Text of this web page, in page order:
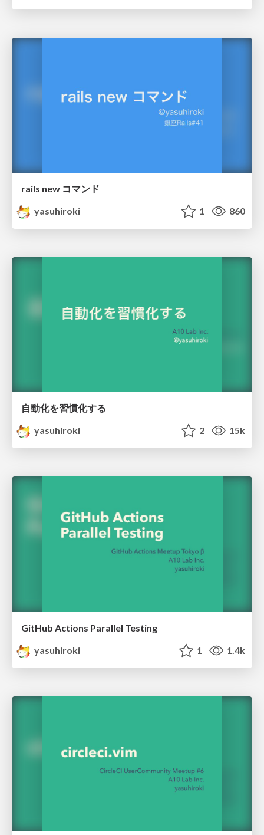
rails new コマンド
yasuhiroki
1 860
自動化を習慣化する
yasuhiroki
2 15k
GitHub Actions Parallel Testing
yasuhiroki
1 1.4k